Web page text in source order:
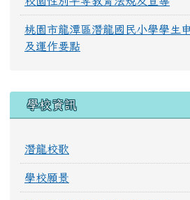
桃園市龍潭區潛龍國民小學學生
及運作要點
學校資訊
潛龍校歌
學校願景